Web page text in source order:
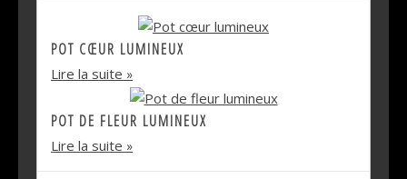
POT CŒUR LUMINEUX
Lire la suite
POT DE FLEUR LUMINEUX
Lire la suite